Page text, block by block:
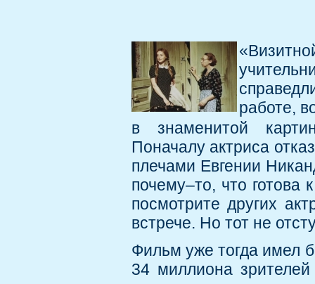
работе,
в знаменитой
Поначалу актриса
плечами Евгении
почему–то, что готова
посмотрите других
встрече. Но тот не
Фильм уже тогда имел
34 миллиона